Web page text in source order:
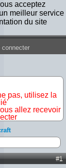
acceptez
meilleur service
du site
connecter
pas, utilisez la
allez recevoir
#1